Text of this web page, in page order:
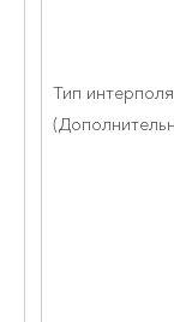
Тип